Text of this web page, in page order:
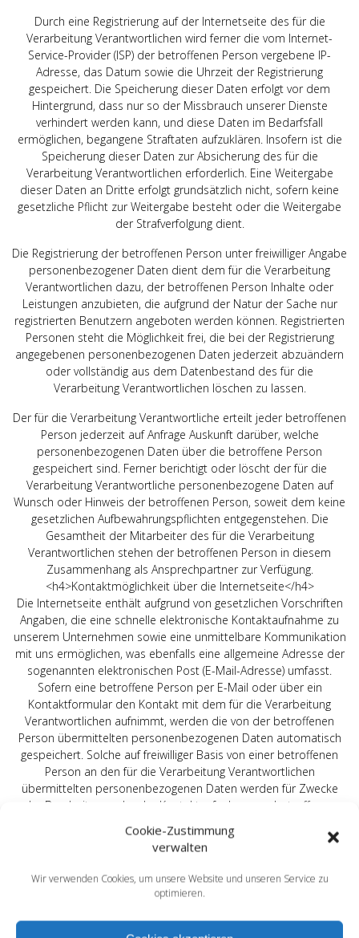
Cookie-Zustimmung
verwalten
Wir verwenden Cookies, um unsere Website und unseren Service zu
optimieren.
Durch eine Registrierung auf der Internetseite des für die
Verarbeitung Verantwortlichen wird ferner die vom Internet-
Service-Provider (ISP) der betroffenen Person vergebene IP-
Adresse, das Datum sowie die Uhrzeit der Registrierung
gespeichert. Die Speicherung dieser Daten erfolgt vor dem
Hintergrund, dass nur so der Missbrauch unserer Dienste
verhindert werden kann, und diese Daten im Bedarfsfall
ermöglichen, begangene Straftaten aufzuklären. Insofern ist die
Speicherung dieser Daten zur Absicherung des für die
Verarbeitung Verantwortlichen erforderlich. Eine Weitergabe
dieser Daten an Dritte erfolgt grundsätzlich nicht, sofern keine
gesetzliche Pflicht zur Weitergabe besteht oder die Weitergabe
der Strafverfolgung dient.
Die Registrierung der betroffenen Person unter freiwilliger Angabe
personenbezogener Daten dient dem für die Verarbeitung
Verantwortlichen dazu, der betroffenen Person Inhalte oder
Leistungen anzubieten, die aufgrund der Natur der Sache nur
registrierten Benutzern angeboten werden können. Registrierten
Personen steht die Möglichkeit frei, die bei der Registrierung
angegebenen personenbezogenen Daten jederzeit abzuändern
oder vollständig aus dem Datenbestand des für die
Verarbeitung Verantwortlichen löschen zu lassen.
Der für die Verarbeitung Verantwortliche erteilt jeder betroffenen
Person jederzeit auf Anfrage Auskunft darüber, welche
personenbezogenen Daten über die betroffene Person
gespeichert sind. Ferner berichtigt oder löscht der für die
Verarbeitung Verantwortliche personenbezogene Daten auf
Wunsch oder Hinweis der betroffenen Person, soweit dem keine
gesetzlichen Aufbewahrungspflichten entgegenstehen. Die
Gesamtheit der Mitarbeiter des für die Verarbeitung
Verantwortlichen stehen der betroffenen Person in diesem
Zusammenhang als Ansprechpartner zur Verfügung.
<h4>Kontaktmöglichkeit über die Internetseite</h4>
Die Internetseite enthält aufgrund von gesetzlichen Vorschriften
Angaben, die eine schnelle elektronische Kontaktaufnahme zu
unserem Unternehmen sowie eine unmittelbare Kommunikation
mit uns ermöglichen, was ebenfalls eine allgemeine Adresse der
sogenannten elektronischen Post (E-Mail-Adresse) umfasst.
Sofern eine betroffene Person per E-Mail oder über ein
Kontaktformular den Kontakt mit dem für die Verarbeitung
Verantwortlichen aufnimmt, werden die von der betroffenen
Person übermittelten personenbezogenen Daten automatisch
gespeichert. Solche auf freiwilliger Basis von einer betroffenen
Person an den für die Verarbeitung Verantwortlichen
übermittelten personenbezogenen Daten werden für Zwecke
der Bearbeitung oder der Kontaktaufnahme zur betroffenen
Person gespeichert. Es erfolgt keine Weitergabe dieser
personenbezogenen Daten an Dritte.
<h4>Kommentarfunktion im Blog auf der Internetseite</h4>
Wir bieten den Nutzern auf einem Blog, der sich auf der
Internetseite des für die Verarbeitung Verantwortlichen befindet,
Beiträgen zu hinterlassen. Ein Blog ist ein auf einer Internetseite